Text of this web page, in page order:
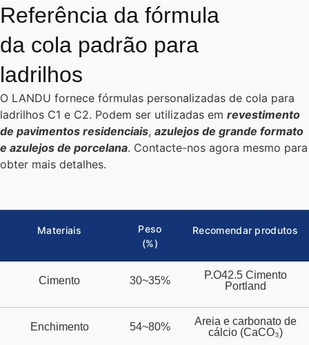
Referência da fórmula
da cola padrão para
ladrilhos
O LANDU fornece fórmulas personalizadas de cola para
ladrilhos C1 e C2. Podem ser utilizadas em revestimento
de pavimentos residenciais, azulejos de grande formato
e azulejos de porcelana. Contacte-nos agora mesmo para
obter mais detalhes.
Materiais
Peso
(%)
Recomendar produtos
Cimento 30~35%
P.O42.5 Cimento
Portland
Enchimento 54~80%
Areia e carbonato de
cálcio (CaCO₃)